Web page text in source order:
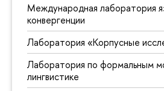
Международная лаборатория
конвергенции
Лаборатория «Корпусные
Лаборатория по формальным
лингвистике